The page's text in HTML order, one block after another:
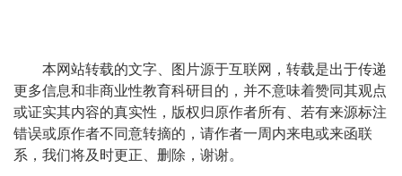
本网站转载的文字、图片源于互联网，转载是出于传递
更多信息和非商业性教育科研目的，并不意味着赞同其观点
或证实其内容的真实性，版权归原作者所有、若有来源标注
错误或原作者不同意转摘的，请作者一周内来电或来函联
系，我们将及时更正、删除，谢谢。